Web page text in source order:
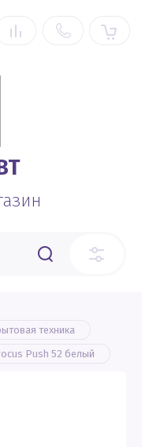
техника
Push 52 белый